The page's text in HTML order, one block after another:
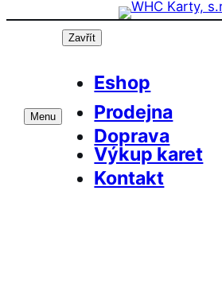
Přeskočit
Menu
Zavřít
Eshop
Prodejna
Doprava
Výkup karet
Kontakt